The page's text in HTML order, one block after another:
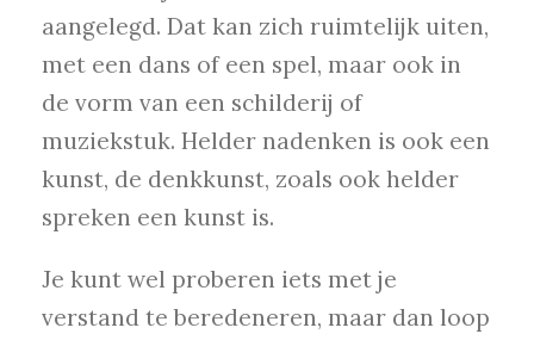
aangelegd. Dat kan zich ruimtelijk uiten,
met een dans of een spel, maar ook in
de vorm van een schilderij of
muziekstuk. Helder nadenken is ook een
kunst, de denkkunst, zoals ook helder
spreken een kunst is.
Je kunt wel proberen iets met je
verstand te beredeneren, maar dan loop